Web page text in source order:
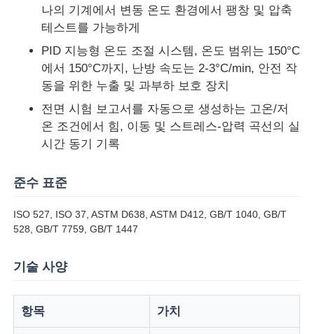
품질 관리
연락처
연구소 시험 장비
환경 테스트 챔버
범용 테스트 머신
나의 기계에서 변동 온도 환경에서 팽창 및 압축
테스트를 가능하게
PID 지능형 온도 조절 시스템, 온도 범위는 150°C
에서 150°C까지, 난방 속도는 2-3°C/min, 안전 작
동을 위한 누출 및 과부하 보호 장치
전면 시험 보고서를 자동으로 생성하는 고온/저
온 조건에서 힘, 이동 및 스트레스-압력 곡선의 실
시간 동기 기록
준수 표준
ISO 527, ISO 37, ASTM D638, ASTM D412, GB/T 1040, GB/T
528, GB/T 7759, GB/T 1447
기술 사양
항목 가치